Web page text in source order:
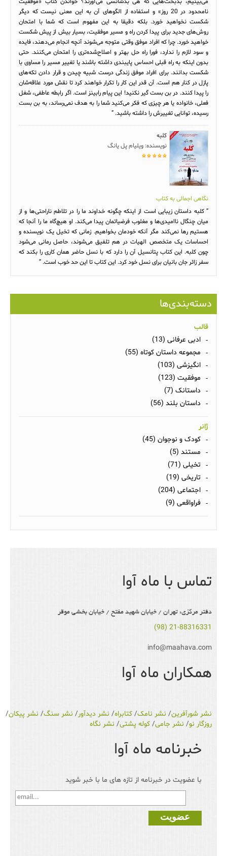
می‌بینیم، بدبخت‌هایی که هی بدشانسی می‌آورند؟ خواندن کتاب «موفقیت
نامحدود در 20 روز» و استفاده از الگوهای آن به این معنی نیست که دیگر
شکست نخواهید خورد. بلکه دقیقا به این مفهوم است که شما با امتحان
روش‌های جدید برای پیدا کردن راه و مسیر موفقیت، بسیار بیش از پیش شکست
خواهید خورد. چرا که افراد موفق وقتی متوجه می‌شوند آنچه انجام می‌دهند، فایده
و سود لازم را ندارد، فورا راه حل بهتر و اصلاح‌شده‌تری را امتحان می‌کنند. حتی
بدون اینکه به راه قبلی احساس پایبندی داشته باشند یا تغییر مسیر را مساوی با
شکست بدانند. برای افراد موفق زندگی درست شبیه چیدن و قرار دادن تکه‌های
پازل در کنار هم است. آن قدر این کار را تکرار خواهند کرد تا نقش مورد علاقه‌شان
را پیدا کنند. در بن بست گیر نکنید! این پیام رابینز است. اگر رابطه عاطفی، شغل
فعلی، خانواده یا هر چیزی که فکر می‌کنید شما را به هدف نمی‌رساند، به بن بست
رسیده، توانایی تغییرش را داشته باشید. ”
کلبه
نویسنده: ویلیام پل یانگ
نگاهی اجمالی به کتاب
“ کلبه داستان زیبایی است از اینکه چگونه خداوند ما را در تلاطم ناراحتی‌ها و از
میان چنگال ناامیدی‌ها و مغلوب فرضیاتمان پیدا می‌کند. او هیچ‌گاه ما را آنجا که
هستیم رها نمی‌کند مگر آنکه خودمان بخواهیم. زمانی که تخیل یک نویسنده و
احساسات یک متخصص الهیات در هم تلفیق می‌شوند، حاصل رمانی می‌شود
چون کلبه. این کتاب پتانسیل آن را دارد که با نسل حاضر همان کاری را بکند که
سفر زائر جان بانیان برای نسل خود کرد. این کتاب تا این حد خوب است. ”
دسته‌بندی‌ها
قالب
ادبی عرفانی (13)
مجموعه داستان کوتاه (55)
انگیزشی (103)
موفقیت (123)
داستانک (7)
داستان بلند (56)
ژانر
کودک و نوجوان (45)
مستند (5)
تخیلی (71)
تاریخی (19)
اجتماعی (204)
فراواقعی (9)
تماس با ماه آوا
دفتر مرکزی: تهران / خیابان شهید مفتح / خیابان بخشی موقر
(98) 21-88316331
info@maahava.com
همکاران ماه آوا
نشر شورآفرین/ نشر نامک/ کتابراه/ نشر دیدآور/ نشر سنگ/ نشر پیکان/
روزگار نو/ نشر جامی/ کوله پشتی/ نشر نگاه
خبرنامه ماه آوا
با عضویت در خبرنامه از تازه های ما با خبر شوید
عضویت